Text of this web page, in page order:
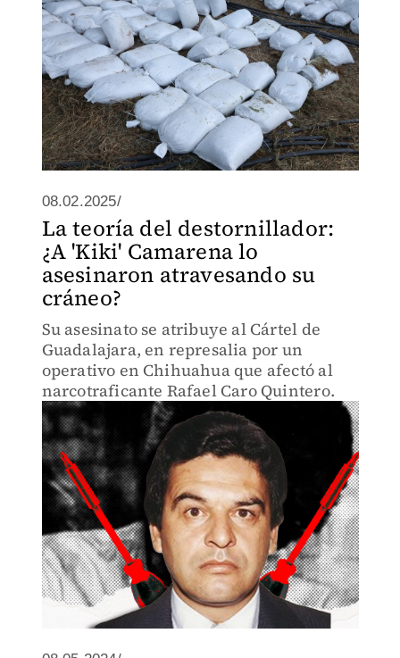
08.02.2025/
La teoría del destornillador:
¿A 'Kiki' Camarena lo
asesinaron atravesando su
cráneo?
Su asesinato se atribuye al Cártel de
Guadalajara, en represalia por un
operativo en Chihuahua que afectó al
narcotraficante Rafael Caro Quintero.